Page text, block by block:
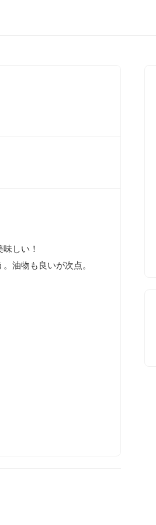
しい！
油物も良いが次点。